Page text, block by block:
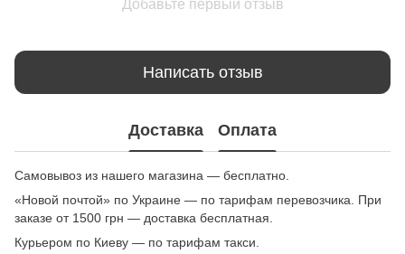
Добавьте первый отзыв
Написать отзыв
Доставка Оплата
Самовывоз из нашего магазина — бесплатно.
«Новой почтой» по Украине — по тарифам перевозчика. При
заказе от 1500 грн — доставка бесплатная.
Курьером по Киеву — по тарифам такси.